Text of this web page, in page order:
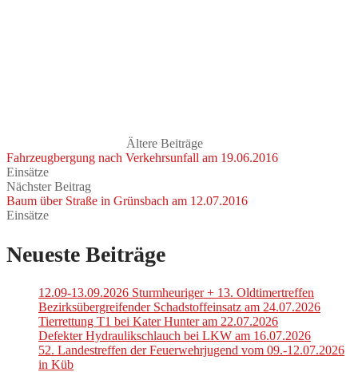
Ältere Beiträge
Fahrzeugbergung nach Verkehrsunfall am 19.06.2016
Einsätze
Nächster Beitrag
Baum über Straße in Grünsbach am 12.07.2016
Einsätze
Neueste Beiträge
12.09-13.09.2026 Sturmheuriger + 13. Oldtimertreffen
Bezirksübergreifender Schadstoffeinsatz am 24.07.2026
Tierrettung T1 bei Kater Hunter am 22.07.2026
Defekter Hydraulikschlauch bei LKW am 16.07.2026
52. Landestreffen der Feuerwehrjugend vom 09.-12.07.2026
in Küb